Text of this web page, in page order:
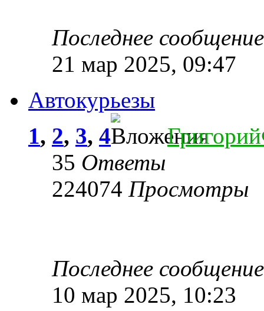
Последнее
21 мар 2025, 09:47
Автокурьезы
1, 2, 3, 4
35 Ответы
224074 Просмотры
Последнее
10 мар 2025, 10:23